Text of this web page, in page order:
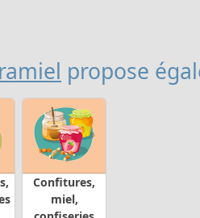
propose
Confitures,
miel,